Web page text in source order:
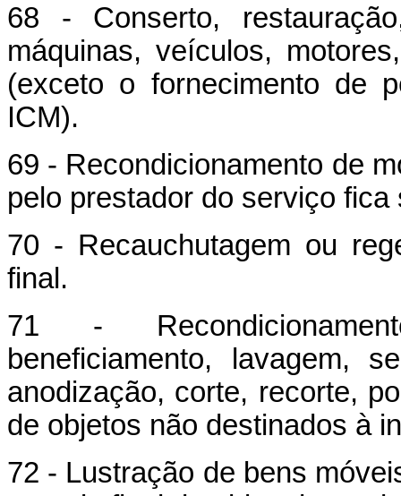
68 - Conserto,
máquinas, veículos,
(exceto o fornecimento de
ICM).
69 - Recondicionamento de
pelo prestador do serviço fica
70 - Recauchutagem ou
final.
71 -
beneficiamento, lavagem,
anodização, corte, recorte,
de objetos não destinados à
72 - Lustração de bens